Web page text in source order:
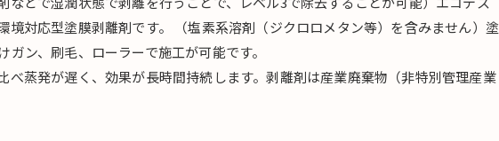
境対応型塗膜剥離剤です。 （塩素系溶剤（ジクロロメタン等）を含みません）塗
ン、刷毛、ローラーで施工が可能です。
べ蒸発が遅く、効果が長時間持続します。剥離剤は産業廃棄物（非特別管理産業